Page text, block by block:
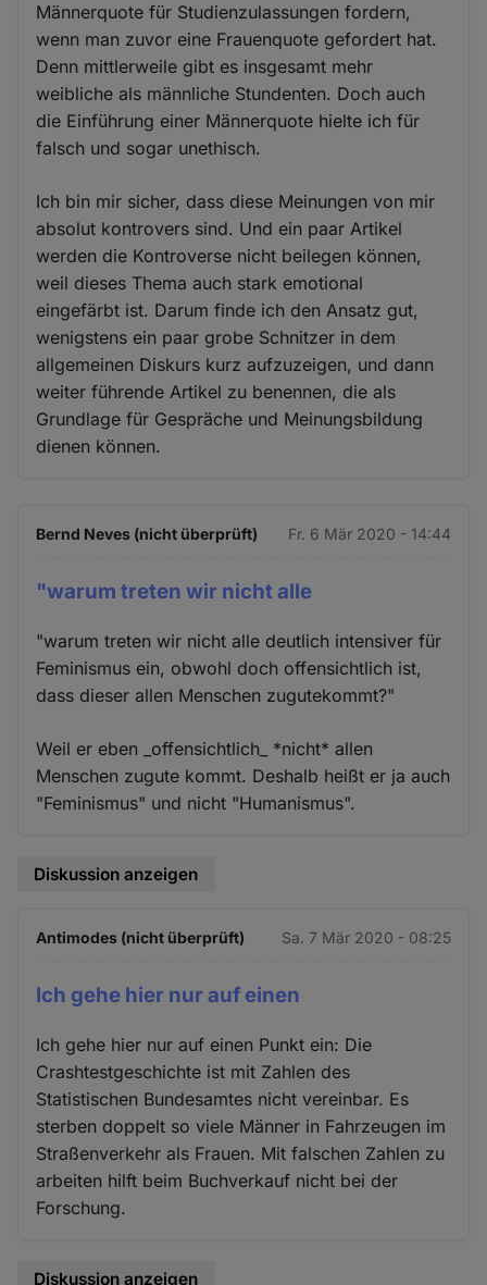
Männerquote für Studienzulassungen fordern,
wenn man zuvor eine Frauenquote gefordert hat.
Denn mittlerweile gibt es insgesamt mehr
weibliche als männliche Stundenten. Doch auch
die Einführung einer Männerquote hielte ich für
falsch und sogar unethisch.
Ich bin mir sicher, dass diese Meinungen von mir
absolut kontrovers sind. Und ein paar Artikel
werden die Kontroverse nicht beilegen können,
weil dieses Thema auch stark emotional
eingefärbt ist. Darum finde ich den Ansatz gut,
wenigstens ein paar grobe Schnitzer in dem
allgemeinen Diskurs kurz aufzuzeigen, und dann
weiter führende Artikel zu benennen, die als
Grundlage für Gespräche und Meinungsbildung
dienen können.
Bernd Neves (nicht überprüft) Fr. 6 Mär 2020 - 14:44
"warum treten wir nicht alle
"warum treten wir nicht alle deutlich intensiver für
Feminismus ein, obwohl doch offensichtlich ist,
dass dieser allen Menschen zugutekommt?"
Weil er eben _offensichtlich_ *nicht* allen
Menschen zugute kommt. Deshalb heißt er ja auch
"Feminismus" und nicht "Humanismus".
Diskussion anzeigen
Antimodes (nicht überprüft) Sa. 7 Mär 2020 - 08:25
Ich gehe hier nur auf einen
Ich gehe hier nur auf einen Punkt ein: Die
Crashtestgeschichte ist mit Zahlen des
Statistischen Bundesamtes nicht vereinbar. Es
sterben doppelt so viele Männer in Fahrzeugen im
Straßenverkehr als Frauen. Mit falschen Zahlen zu
arbeiten hilft beim Buchverkauf nicht bei der
Forschung.
Diskussion anzeigen